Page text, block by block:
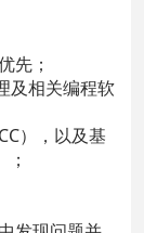
先；
及相关编程软
），以及基